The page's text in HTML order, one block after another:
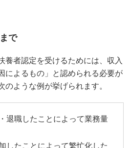
で
養者認定を受けるためには、収入
によるもの」と認められる必要が
のような例が挙げられます。
退職したことによって業務量
したことによって繁忙化した